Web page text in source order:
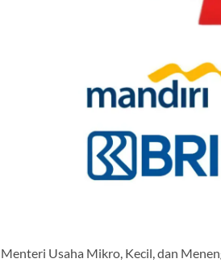
Menteri Usaha Mikro, Kecil, dan